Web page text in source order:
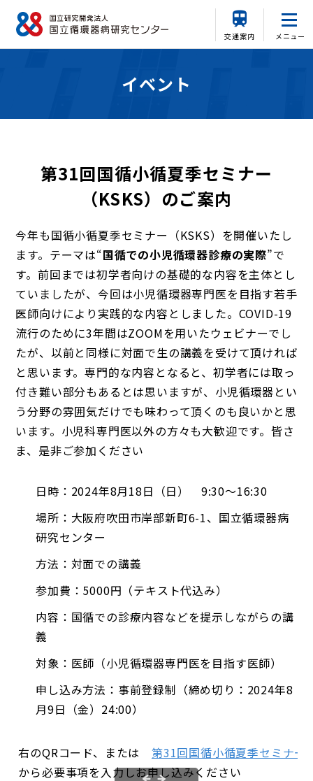
交通案内 メニュー
イベント
第31回国循小循夏季セミナー
（KSKS）のご案内
今年も国循小循夏季セミナー（KSKS）を開催いたし
ます。テーマは“国循での小児循環器診療の実際”で
す。前回までは初学者向けの基礎的な内容を主体とし
ていましたが、今回は小児循環器専門医を目指す若手
医師向けにより実践的な内容としました。COVID-19
流行のために3年間はZOOMを用いたウェビナーでし
たが、以前と同様に対面で生の講義を受けて頂ければ
と思います。専門的な内容となると、初学者には取っ
付き難い部分もあるとは思いますが、小児循環器とい
う分野の雰囲気だけでも味わって頂くのも良いかと思
います。小児科専門医以外の方々も大歓迎です。皆さ
ま、是非ご参加ください
日時：2024年8月18日（日） 9:30～16:30
場所：大阪府吹田市岸部新町6-1、国立循環器病
研究センター
方法：対面での講義
参加費：5000円（テキスト代込み）
内容：国循での診療内容などを提示しながらの講
義
対象：医師（小児循環器専門医を目指す医師）
申し込み方法：事前登録制（締め切り：2024年8
月9日（金）24:00）
右のQRコード、または第31回国循小循夏季セミナ
から必要事項を入力しお申し込みください